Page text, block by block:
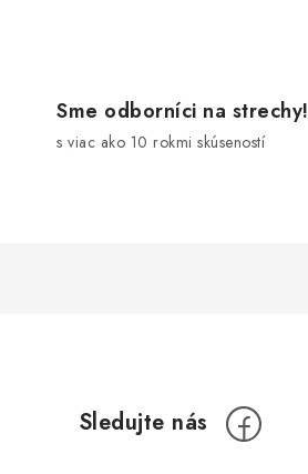
Sme odborníci na strechy!
s viac ako 10 rokmi skúseností